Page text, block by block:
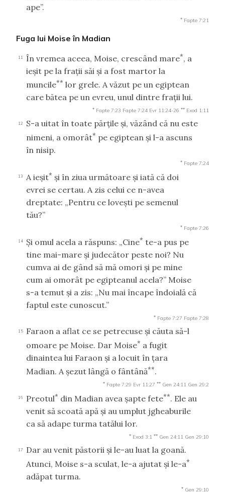
ape”.
* Fapte 7:21
Fuga lui Moise în Madian
11 În vremea aceea, Moise, crescând mare*, a
ieşit pe la fraţii săi şi a fost martor la
muncile** lor grele. A văzut pe un egiptean
care bătea pe un evreu, unul dintre fraţii lui.
* Fapte 7:23 Fapte 7:24 Evr 11:24-26 ** Exod 1:11
12
S-a uitat în toate părţile şi, văzând că nu este
nimeni, a omorât* pe egiptean şi l-a ascuns
în nisip.
* Fapte 7:24
13 A ieşit* şi în ziua următoare şi iată că doi
evrei se certau. A zis celui ce n-avea
dreptate: „Pentru ce loveşti pe semenul
tău?”
* Fapte 7:26
14 Şi omul acela a răspuns: „Cine* te-a pus pe
tine mai-mare şi judecător peste noi? Nu
cumva ai de gând să mă omori şi pe mine
cum ai omorât pe egipteanul acela?” Moise
s-a temut şi a zis: „Nu mai încape îndoială că
faptul este cunoscut.”
* Fapte 7:27 Fapte 7:28
15
Faraon a aflat ce se petrecuse şi căuta să-l
omoare pe Moise. Dar Moise* a fugit
dinaintea lui Faraon şi a locuit în ţara
Madian. A şezut lângă o fântână**.
* Fapte 7:29 Evr 11:27 ** Gen 24:11 Gen 29:2
16 Preotul* din Madian avea şapte fete**. Ele au
venit să scoată apă şi au umplut jgheaburile
ca să adape turma tatălui lor.
* Exod 3:1 ** Gen 24:11 Gen 29:10
17
Dar au venit păstorii şi le-au luat la goană.
Atunci, Moise s-a sculat, le-a ajutat şi le-a*
adăpat turma.
* Gen 29:10